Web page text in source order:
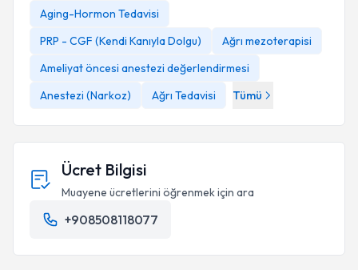
Aging-Hormon Tedavisi
PRP - CGF (Kendi Kanıyla Dolgu)
Ağrı mezoterapisi
Ameliyat öncesi anestezi değerlendirmesi
Anestezi (Narkoz)
Ağrı Tedavisi Tümü
Ücret Bilgisi
Muayene ücretlerini öğrenmek için ara
+908508118077